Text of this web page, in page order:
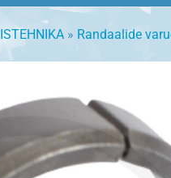
» Randaalide